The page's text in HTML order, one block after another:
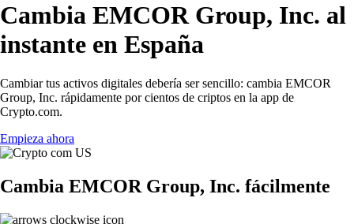
Cambia EMCOR Group, Inc. al
instante en España
Cambiar tus activos digitales debería ser sencillo: cambia EMCOR
Group, Inc. rápidamente por cientos de criptos en la app de
Crypto.com.
Empieza ahora
Cambia EMCOR Group, Inc. fácilmente